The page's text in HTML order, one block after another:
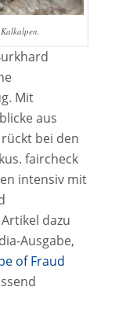
Mit
aus
bei den
faircheck
intensiv mit
dazu
Ausgabe,
of Fraud